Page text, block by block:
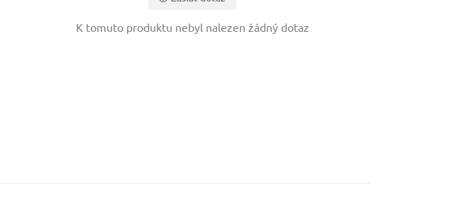
K tomuto produktu nebyl nalezen žádný dotaz